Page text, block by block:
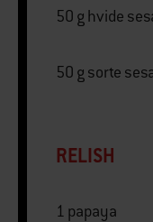
50 g hvide
50 g sorte
RELISH
1 papaya